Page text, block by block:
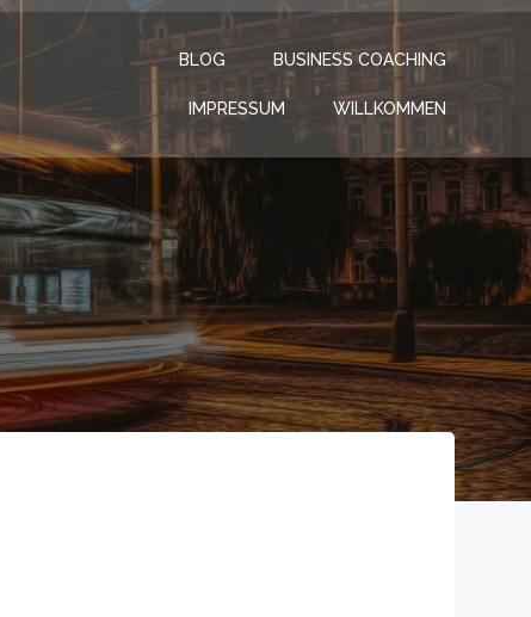
BLOG BUSINESS COACHING
IMPRESSUM WILLKOMMEN